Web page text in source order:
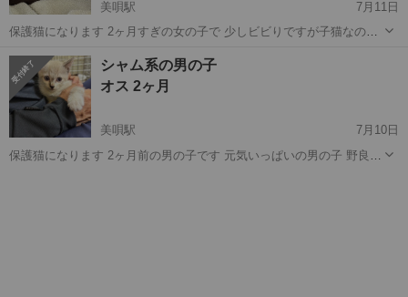
美唄駅
7月11日
保護猫になります 2ヶ月すぎの女の子で 少しビビりですが子猫なので
飼い主さん居ない事は確認済み まずは問い合わせしてください
北海道 美唄市 美唄駅
シャム系の男の子
オス 2ヶ月
美唄駅
7月10日
保護猫になります 2ヶ月前の男の子です 元気いっぱいの男の子 野良猫